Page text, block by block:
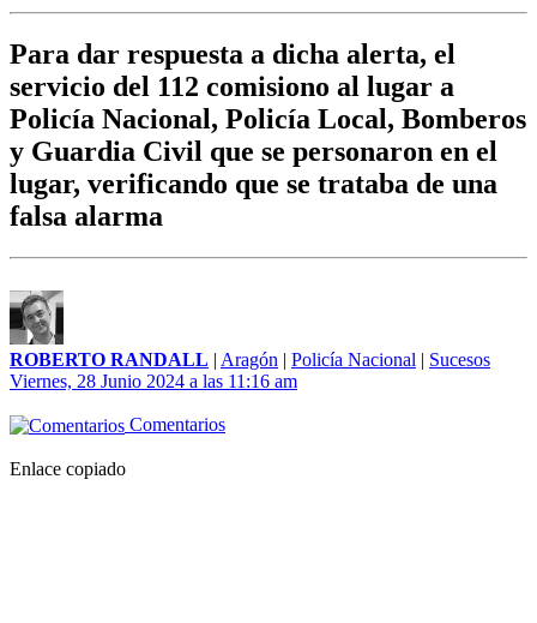
Para dar respuesta a dicha alerta, el
servicio del 112 comisiono al lugar a
Policía Nacional, Policía Local, Bomberos
y Guardia Civil que se personaron en el
lugar, verificando que se trataba de una
falsa alarma
ROBERTO RANDALL | Aragón | Policía Nacional | Sucesos
Viernes, 28 Junio 2024 a las 11:16 am
Comentarios
Enlace copiado